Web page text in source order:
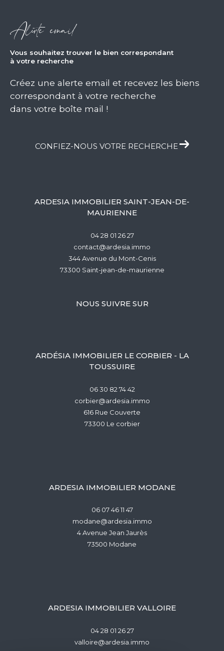
Alerte email
vous souhaitez trouver le bien correspondant
à votre recherche
Créez une alerte email et recevez les biens
correspondant à votre recherche
dans votre boîte mail !
CONFIEZ-NOUS VOTRE RECHERCHE
ARDESIA IMMOBILIER SAINT-JEAN-DE-
MAURIENNE
04 28 01 26 27
contact@ardesia.immo
344 Avenue du Mont-Cenis
73300
saint-jean-de-maurienne
NOUS SUIVRE SUR
ARDÉSIA IMMOBILIER LE CORBIER - LA
TOUSSUIRE
06 30 82 74 42
corbier@ardesia.immo
616 Rue Couverte
73300
le corbier
ARDESIA IMMOBILIER MODANE
06 07 46 11 47
modane@ardesia.immo
4 Avenue Jean Jaurès
73500
modane
ARDESIA IMMOBILIER VALLOIRE
04 28 01 26 27
valloire@ardesia.immo